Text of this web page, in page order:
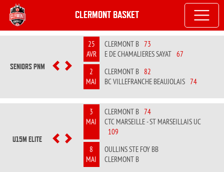
CLERMONT BASKET
SENIORS PNM PREVIOUS
NEXT
25
AVR
CLERMONT B 73
E DE CHAMALIERES SAYAT 67
2
MAI
CLERMONT B 82
BC VILLEFRANCHE BEAUJOLAIS 74
U15M ELITE PREVIOUS
NEXT
3
MAI
CLERMONT B 74
CTC MARSEILLE - ST MARSEILLAIS UC
109
8
MAI
OULLINS STE FOY BB
CLERMONT B